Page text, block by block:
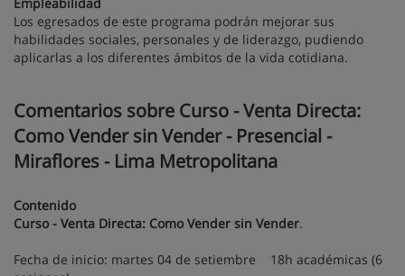
Los egresados de este programa podrán mejorar sus
habilidades sociales, personales y de liderazgo, pudiendo
aplicarlas a los diferentes ámbitos de la vida cotidiana.
Comentarios sobre Curso - Venta Directa:
Como Vender sin Vender - Presencial -
Miraflores - Lima Metropolitana
Contenido
Curso - Venta Directa: Como Vender sin Vender.
Fecha de inicio: martes 04 de setiembre 18h académicas (6